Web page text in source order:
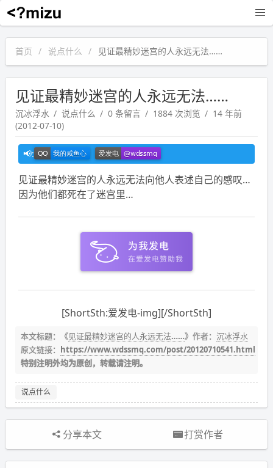
沉冰浮水
首页 说点什么 见证最精妙迷宫的人永远无法……
见证最精妙迷宫的人永远无法……
沉冰浮水 说点什么 0 条留言 1884 次浏览
14 年前
(2012-07-10)
见证最精妙迷宫的人永远无法向他人表述自己的感叹…
因为他们都死在了迷宫里…
[ShortSth:爱发电-img][/ShortSth]
本文标题：《见证最精妙迷宫的人永远无法……》作者： 沉冰浮水
原文链接： https://www.wdssmq.com/post/20120710541.html
特别注明外均为原创，转载请注明。
说点什么
分享本文 打赏作者